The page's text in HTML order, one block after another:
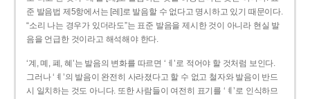
준 발음법 제5항에서는 [레]로 발음할 수 없다고 명시하고 있기 때문이다.
“소리 나는 경우가 있더라도”는 표준 발음을 제시한 것이 아니라 현실 발
음을 언급한 것이라고 해석해야 한다.
‘계, 몌, 폐, 혜’는 발음의 변화를 따르면 ‘ㅔ’로 적어야 할 것처럼 보인다.
그러나 ‘ㅖ’의 발음이 완전히 사라졌다고 할 수 없고 철자와 발음이 반드
시 일치하는 것도 아니다. 또한 사람들이 여전히 표기를 ‘ㅖ’로 인식하므